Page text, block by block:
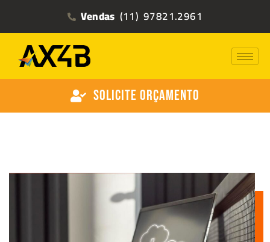
Vendas (11) 97821.2961
Solicite Orçamento